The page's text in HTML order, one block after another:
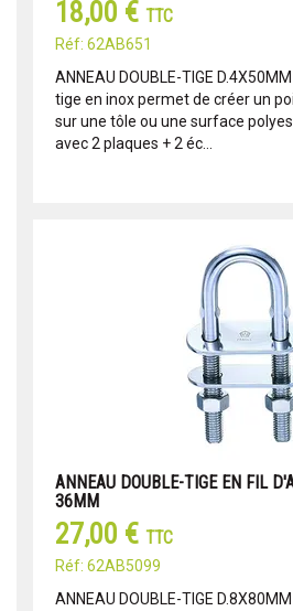
18,00 € TTC
Réf: 62AB651
ANNEAU DOUBLE-TIGE
tige en inox permet de créer un
sur une tôle ou une surface
avec 2 plaques + 2 éc...
ANNEAU DOUBLE-TIGE EN FIL
36MM
27,00 € TTC
Réf: 62AB5099
ANNEAU DOUBLE-TIGE